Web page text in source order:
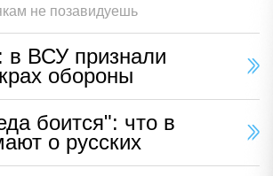
не позавидуешь
в ВСУ признали
обороны
боится": что в
о русских